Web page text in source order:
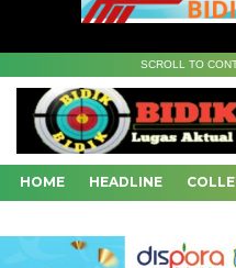
SCROLL TO
HOME HEADLINE